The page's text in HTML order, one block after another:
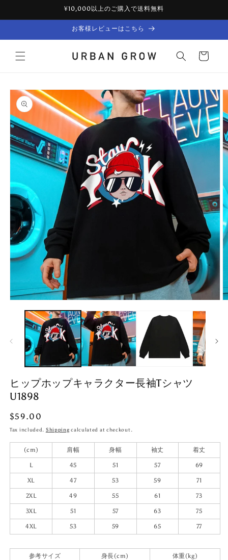
¥10,000以上のご購入で送料無料
お客様レビューはこちら
Cart
Skip to
product
information
media
modal
ヒップホップキャラクター長袖Tシャツ
U1898
Regular
price
$59.00
Tax included. Shipping calculated at checkout.
(cm) 肩幅 身幅 袖丈 着丈
L 45 51 57 69
XL 47 53 59 71
2XL 49 55 61 73
3XL 51 57 63 75
4XL 53 59 65 77
参考サイズ 身長(cm) 体重(kg)